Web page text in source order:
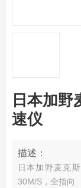
日本加
速仪
描述：
日本加野麦克
30M/S，全指向